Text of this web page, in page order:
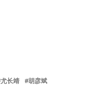
尤长靖 胡彦斌